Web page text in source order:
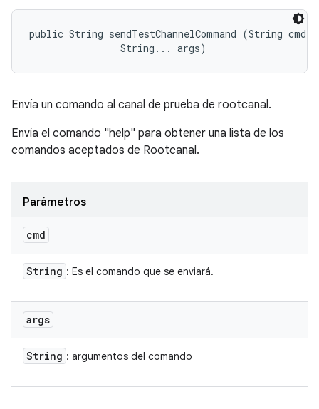
public String sendTestChannelCommand (String cmd,
                String... args)
Envía un comando al canal de prueba de rootcanal.
Envía el comando "help" para obtener una lista de los
comandos aceptados de Rootcanal.
Parámetros
cmd
String : Es el comando que se enviará.
args
String : argumentos del comando